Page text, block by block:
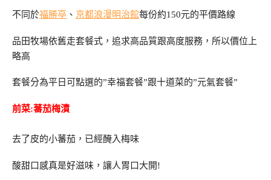
不同於福勝亭 、 京都浪漫明治館每份約150元的平價路線
品田牧場依舊走套餐式，追求高品質跟高度服務，所以價位上
略高
套餐分為平日可點選的”幸福套餐”跟十道菜的”元氣套餐”
前菜:蕃茄梅漬
去了皮的小蕃茄，已經醃入梅味
酸甜口感真是好滋味，讓人胃口大開!